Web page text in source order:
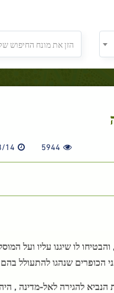
5944
14
לו שיגנו עליו ועל
הכופרים שנהגו להתעולל
להגירה לאל-מדינה ,